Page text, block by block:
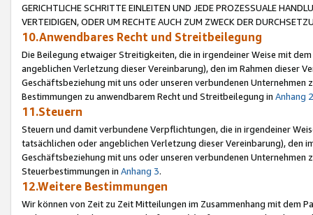
GERICHTLICHE SCHRITTE EINLEITEN UND JEDE PROZESSUALE
VERTEIDIGEN, ODER UM RECHTE AUCH ZUM ZWECK DER
10.Anwendbares Recht und Streitbeilegung
Die Beilegung etwaiger Streitigkeiten, die in irgendeiner Weise mit
angeblichen Verletzung dieser Vereinbarung), den im Rahmen dieser
Geschäftsbeziehung mit uns oder unseren verbundenen
Bestimmungen zu anwendbarem Recht und Streitbeilegung in Anhang 2
11.Steuern
Steuern und damit verbundene Verpflichtungen, die in irgendeiner
tatsächlichen oder angeblichen Verletzung dieser Vereinbarung), den
Geschäftsbeziehung mit uns oder unseren verbundenen
Steuerbestimmungen in Anhang 3.
12.Weitere Bestimmungen
Wir können von Zeit zu Zeit Mitteilungen im Zusammenhang mit dem